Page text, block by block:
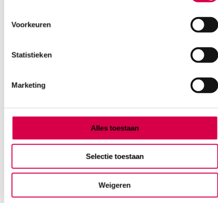
Voorkeuren
Statistieken
Marketing
Alles toestaan
Selectie toestaan
Weigeren
3 tot 5 werkdagen
1,813.79incl. BTW